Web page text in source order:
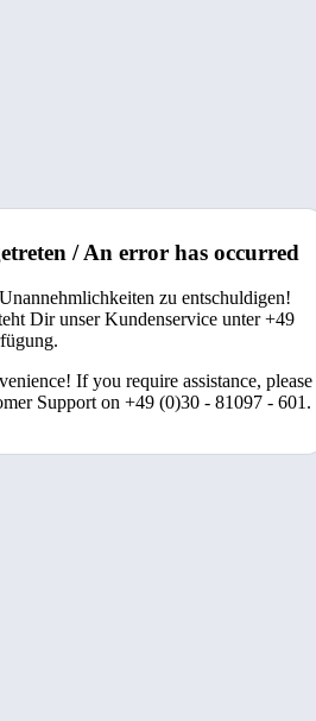
/ An error has occurred
zu entschuldigen!
Dir unser Kundenservice unter +49
If you require assistance, please
Support on +49 (0)30 - 81097 - 601.